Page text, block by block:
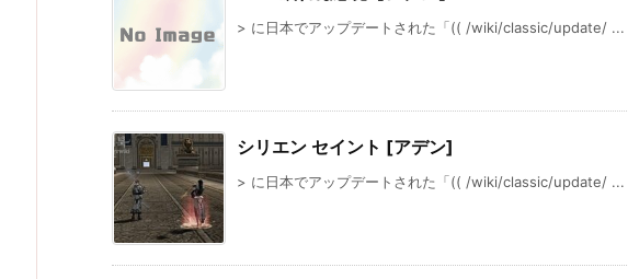
> に日本でアップデートされた「(( /wiki/classic/update/ ...
シリエン セイント [アデン]
> に日本でアップデートされた「(( /wiki/classic/update/ ...